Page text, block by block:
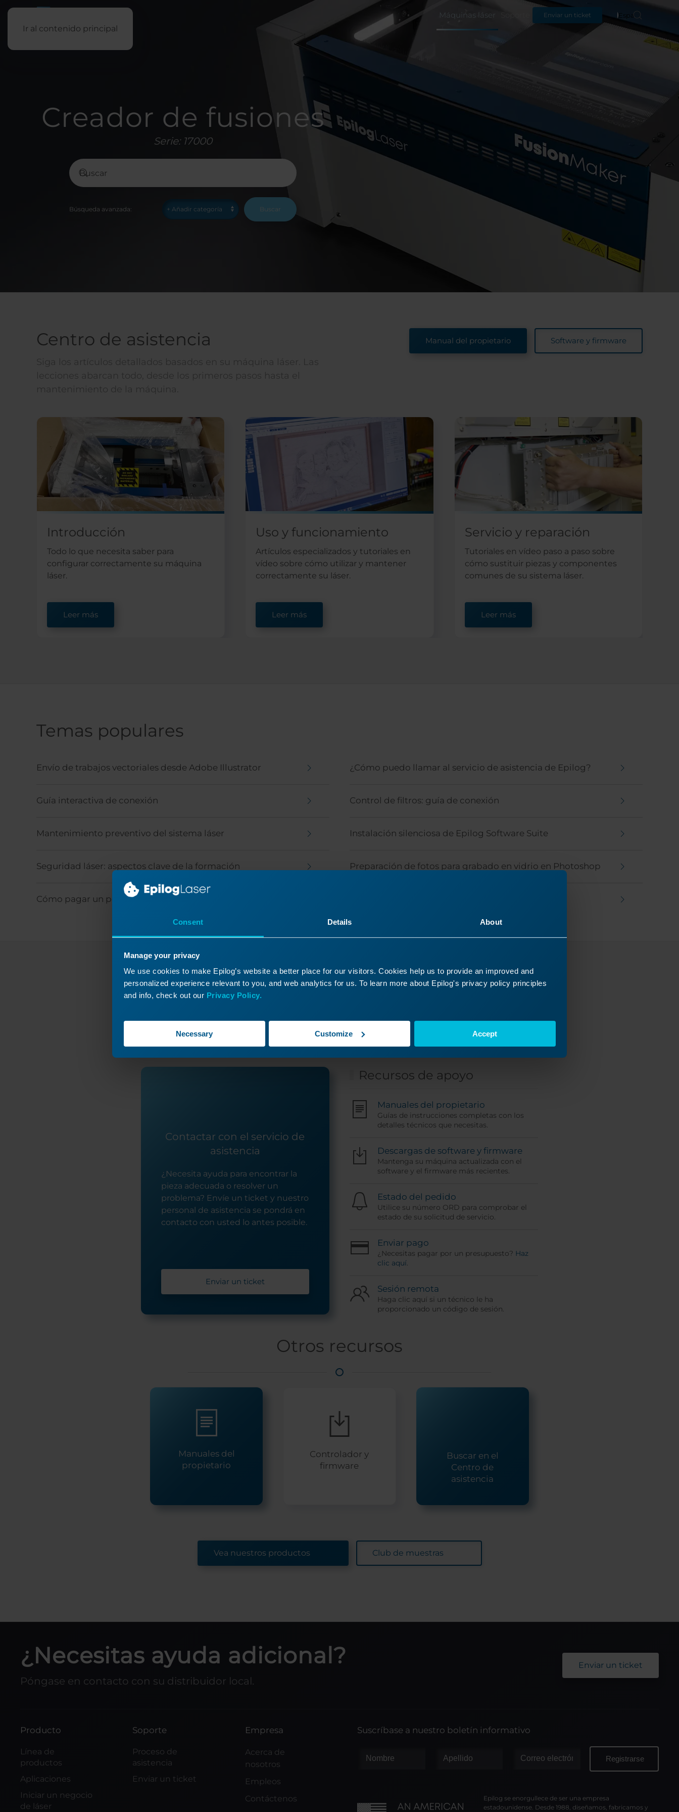
Consent Details About
Manage your privacy
We use cookies to make Epilog’s website a better place for our visitors. Cookies help us to provide an improved and
personalized experience relevant to you, and web analytics for us. To learn more about Epilog's privacy policy principles
and info, check out our Privacy Policy.
Necessary Customize Accept
Ir al contenido principal
Máquinas láser Enviar un ticket Español
Creador de fusiones
Serie: 17000
Búsqueda avanzada: Buscar
Centro de asistencia Manual del propietario Software y firmware
Introducción
Todo lo que necesita saber para
configurar correctamente su máquina
láser.
Leer más
Uso y funcionamiento
Artículos especializados y tutoriales en
vídeo sobre cómo utilizar y mantener
correctamente su láser.
Leer más
Servicio y reparación
Tutoriales en vídeo paso a paso sobre
cómo sustituir piezas y componentes
comunes de su sistema láser.
Leer más
Temas populares
Envío de trabajos vectoriales desde Adobe Illustrator
Guía interactiva de conexión
Mantenimiento preventivo del sistema láser
Seguridad láser: aspectos clave de la formación
Cómo pagar un pedido
¿Cómo puedo llamar al servicio de asistencia de Epilog?
Control de filtros: guía de conexión
Instalación silenciosa de Epilog Software Suite
Preparación de fotos para grabado en vidrio en Photoshop
¿No ha encontrado lo que buscaba?
pondrá en contacto con usted lo antes posible.
Contactar con el servicio de
asistencia
¿Necesita ayuda para encontrar la
pieza adecuada o resolver un
problema? Envíe un ticket y nuestro
personal de asistencia se pondrá en
contacto con usted lo antes posible.
Enviar un ticket
Recursos de apoyo
Manuales del propietario
Guías de instrucciones completas con los
detalles técnicos que necesitas.
Descargas de software y firmware
Mantenga su máquina actualizada con el
software y el firmware más recientes.
Estado del pedido
Utilice su número ORD para comprobar el
estado de su solicitud de servicio.
Enviar pago
¿Necesitas pagar por un presupuesto? Haz
clic aquí.
Sesión remota
Haga clic aquí si un técnico le ha
proporcionado un código de sesión.
Otros recursos
Manuales del
propietario
Controlador y
firmware
Buscar en el
Centro de
asistencia
Vea nuestros productos Club de muestras
¿Necesitas ayuda adicional?
Póngase en contacto con su distribuidor local.
Enviar un ticket
Producto
Línea de
productos
Aplicaciones
Iniciar un negocio
de láser
Soporte
Proceso de
asistencia
Enviar un ticket
Empresa
Acerca de
nosotros
Empleos
Contáctenos
Suscríbase a nuestro boletín informativo
Epilog se enorgullece de ser una empresa
estadounidense. Desde 1988, diseñamos, fabricamos y